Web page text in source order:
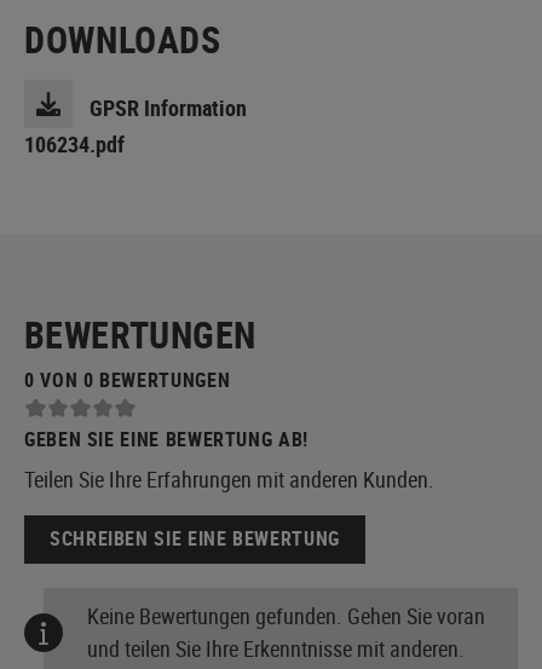
DOWNLOADS
GPSR Information
106234.pdf
BEWERTUNGEN
0 VON 0 BEWERTUNGEN
GEBEN SIE EINE BEWERTUNG AB!
Teilen Sie Ihre Erfahrungen mit anderen Kunden.
SCHREIBEN SIE EINE BEWERTUNG
Keine Bewertungen gefunden. Gehen Sie voran
und teilen Sie Ihre Erkenntnisse mit anderen.